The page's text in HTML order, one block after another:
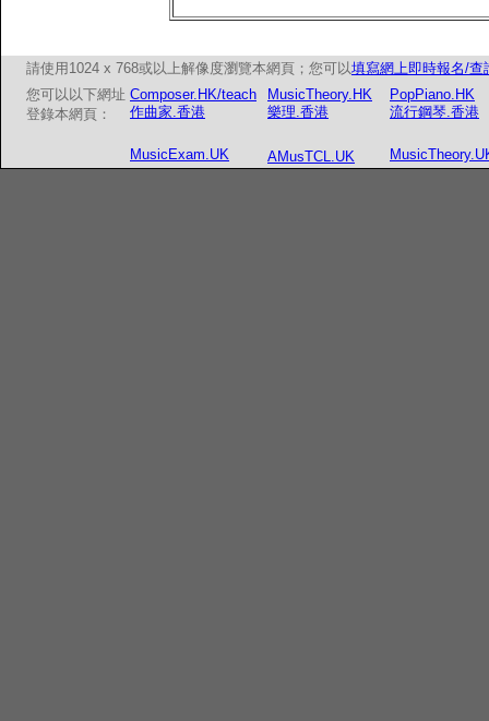
請使用1024 x 768或以上解像度瀏覽本網頁；您可以填寫網上即時報名/查
您可以以下網址
登錄本網頁：
Composer.HK/teach
作曲家.香港
MusicTheory.HK
樂理.香港
PopPiano.HK
流行鋼琴.香港
MusicExam.UK AMusTCL.UK